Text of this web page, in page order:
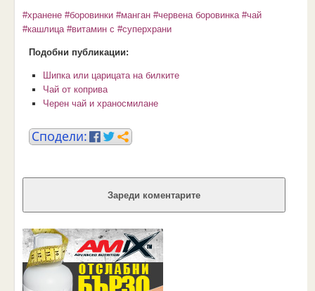
#хранене #боровинки #манган #червена боровинка #чай
#кашлица #витамин с #суперхрани
Подобни публикации:
Шипка или царицата на билките
Чай от коприва
Черен чай и храносмилане
Зареди коментарите